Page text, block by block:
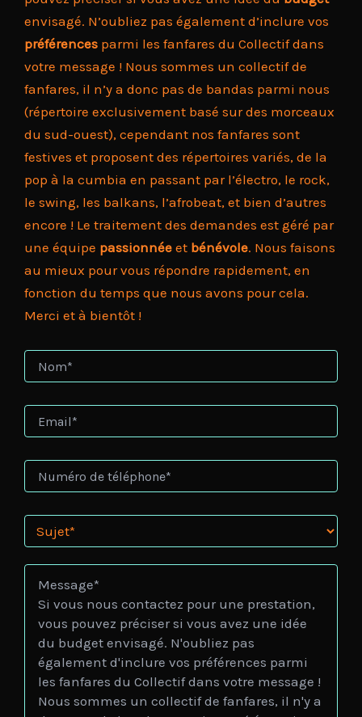
envisagé. N’oubliez pas également d’inclure vos
préférences parmi les fanfares du Collectif dans
votre message ! Nous sommes un collectif de
fanfares, il n’y a donc pas de bandas parmi nous
(répertoire exclusivement basé sur des morceaux
du sud-ouest), cependant nos fanfares sont
festives et proposent des répertoires variés, de la
pop à la cumbia en passant par l’électro, le rock,
le swing, les balkans, l’afrobeat, et bien d’autres
encore ! Le traitement des demandes est géré par
une équipe passionnée et bénévole. Nous faisons
au mieux pour vous répondre rapidement, en
fonction du temps que nous avons pour cela.
Merci et à bientôt !